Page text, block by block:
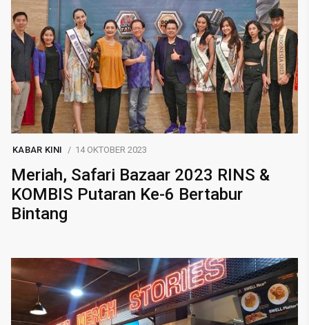
KABAR KINI 14 OKTOBER 2023
Meriah, Safari Bazaar 2023 RINS &
KOMBIS Putaran Ke-6 Bertabur
Bintang